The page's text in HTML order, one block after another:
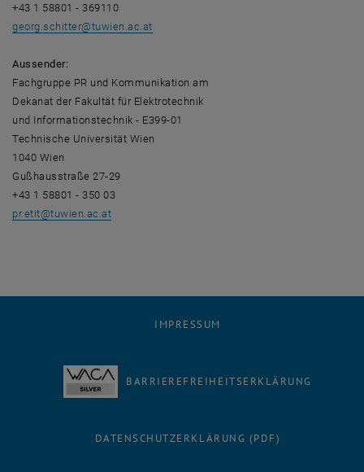
+43 1 58801 - 369110
georg.schitter@tuwien.ac.at
Aussender:
Fachgruppe PR und Kommunikation am
Dekanat der Fakultät für Elektrotechnik
und Informationstechnik - E399-01
Technische Universität Wien
1040 Wien
Gußhausstraße 27-29
+43 1 58801 - 350 03
pr.etit@tuwien.ac.at
IMPRESSUM
BARRIEREFREIHEITSERKLÄRUNG
DATENSCHUTZERKLÄRUNG (PDF)